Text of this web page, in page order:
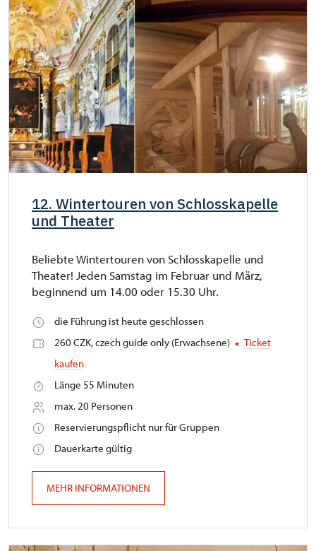
12. Wintertouren von Schlosskapelle
und Theater
Beliebte Wintertouren von Schlosskapelle und
Theater! Jeden Samstag im Februar und März,
beginnend um 14.00 oder 15.30 Uhr.
die Führung ist heute geschlossen
260 CZK, czech guide only (Erwachsene)
Ticket
kaufen
Länge 55 Minuten
max. 20 Personen
Reservierungspflicht nur für Gruppen
Dauerkarte gültig
MEHR INFORMATIONEN